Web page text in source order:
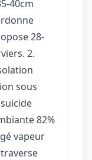
40cm
28-
2.
sous
82%
vapeur